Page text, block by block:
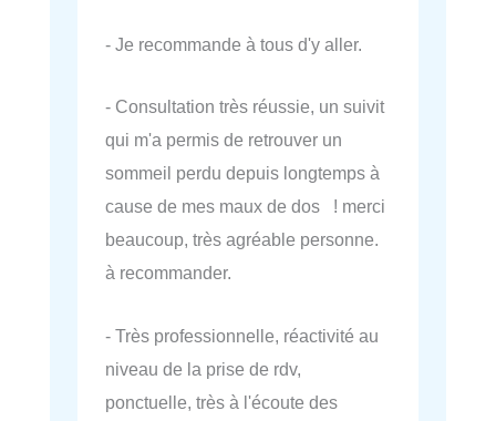
- Je recommande à tous d'y aller.
- Consultation très réussie, un suivit
qui m'a permis de retrouver un
sommeil perdu depuis longtemps à
cause de mes maux de dos ! merci
beaucoup, très agréable personne.
à recommander.
- Très professionnelle, réactivité au
niveau de la prise de rdv,
ponctuelle, très à l'écoute des